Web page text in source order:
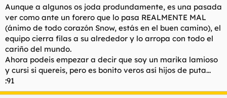
r
e
l
t
e
m
a
n
c
i
o
Aunque a algunos os joda produndamente, es una pasada
ver como ante un forero que lo pasa REALMENTE MAL
(ánimo de todo corazón Snow, estás en el buen camino), el
equipo cierra filas a su alrededor y lo arropa con todo el
cariño del mundo.
Ahora podeis empezar a decir que soy un marika lamioso
y cursi si quereis, pero es bonito veros así hijos de puta...
:91